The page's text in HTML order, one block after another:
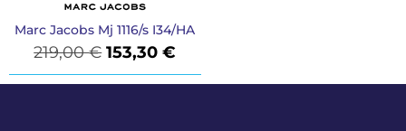
Marc Jacobs Mj 1116/s I34/HA
219,00€ 153,30€